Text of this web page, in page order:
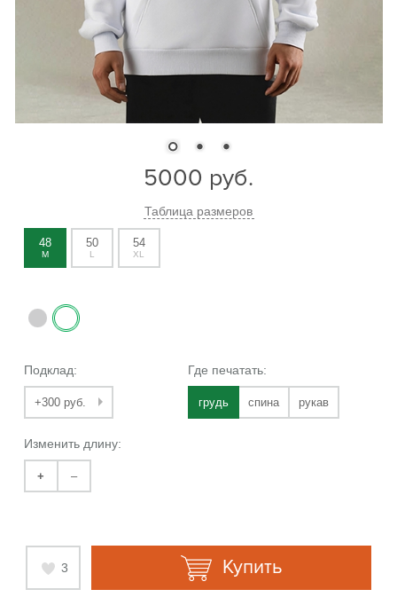
5000 руб.
Таблица размеров
48
M
50
L
54
XL
Подклад:
+300 руб.
Где печатать:
грудь спина рукав
Изменить длину:
+ –
3 Купить